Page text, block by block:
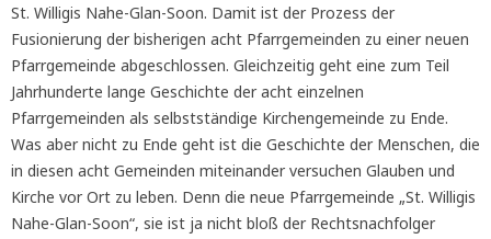
St. Willigis Nahe-Glan-Soon. Damit ist der Prozess der
Fusionierung der bisherigen acht Pfarrgemeinden zu einer neuen
Pfarrgemeinde abgeschlossen. Gleichzeitig geht eine zum Teil
Jahrhunderte lange Geschichte der acht einzelnen
Pfarrgemeinden als selbstständige Kirchengemeinde zu Ende.
Was aber nicht zu Ende geht ist die Geschichte der Menschen, die
in diesen acht Gemeinden miteinander versuchen Glauben und
Kirche vor Ort zu leben. Denn die neue Pfarrgemeinde „St. Willigis
Nahe-Glan-Soon“, sie ist ja nicht bloß der Rechtsnachfolger